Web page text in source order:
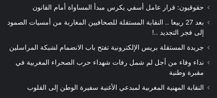
حقوقيون: قرار عامل أسفي يكرس مبدأ المساواة أمام القانون
بعد 27 ربيعا .. النقابة المستقلة للصحافيين المغاربة من أمسيات الصمود
إلى فجر التجديد ..!
جريدة المستقلة بريس الإلكترونية تفتح باب الانضمام لشبكة المراسلين
نداء وفاء من أجل لم شمل رفات شهداء حرب الصحراء المغربية في
مقبرة وطنية
النقابة المهنية المغربية لمبدعي الأغنية سفيرة الوطن إلى القلوب